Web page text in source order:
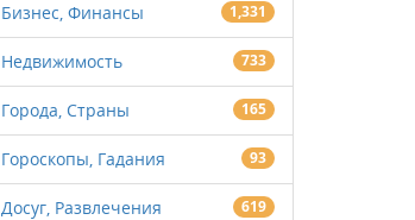
Бизнес, Финансы 1,331
Недвижимость 733
Города, Страны 165
Гороскопы, Гадания 93
Досуг, Развлечения 619